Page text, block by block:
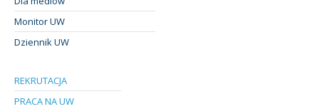
Monitor UW
Dziennik UW
REKRUTACJA
PRACA NA UW